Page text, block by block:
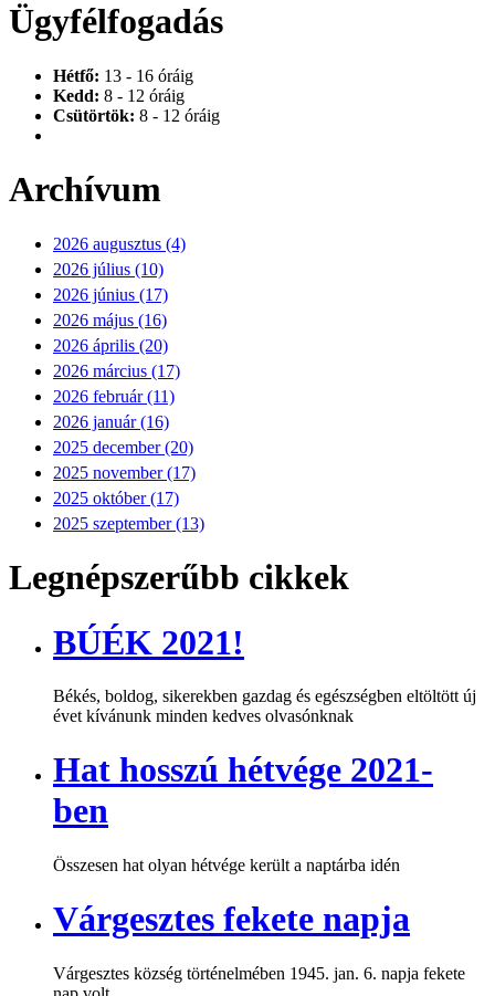
Ügyfélfogadás
Hétfő: 13 - 16 óráig
Kedd: 8 - 12 óráig
Csütörtök: 8 - 12 óráig
Archívum
2026 augusztus (4)
2026 július (10)
2026 június (17)
2026 május (16)
2026 április (20)
2026 március (17)
2026 február (11)
2026 január (16)
2025 december (20)
2025 november (17)
2025 október (17)
2025 szeptember (13)
Legnépszerűbb cikkek
BÚÉK 2021!
Békés, boldog, sikerekben gazdag és egészségben eltöltött új
évet kívánunk minden kedves olvasónknak
Hat hosszú hétvége 2021-
ben
Összesen hat olyan hétvége került a naptárba idén
Várgesztes fekete napja
Várgesztes község történelmében 1945. jan. 6. napja fekete